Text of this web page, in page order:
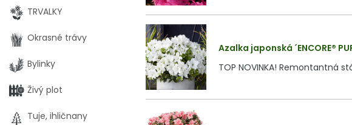
Azalka japonská ´ENCORE®
TOP NOVINKA! Remontantná
TRVALKY
Okrasné trávy
Bylinky
Živý plot
Tuje, ihličnany